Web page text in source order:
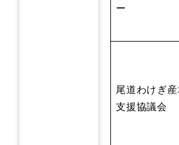
ー
尾道わけぎ
支援協議会